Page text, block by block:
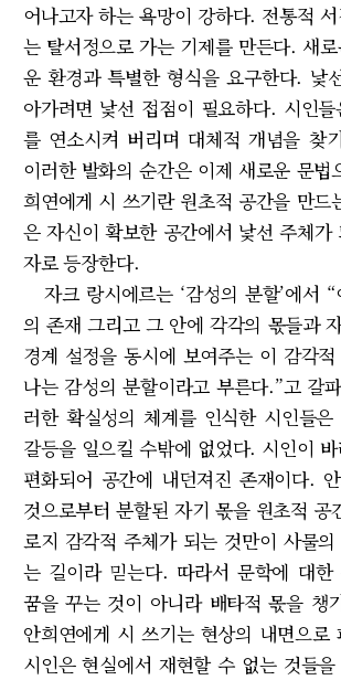
어나고자 하는 욕망이 강하다. 전통적
는 탈서정으로 가는 기제를 만든다. 새
운 환경과 특별한 형식을 요구한다. 낯
아가려면 낯선 접점이 필요하다. 시인
를 연소시켜 버리며 대체적 개념을 찾
이러한 발화의 순간은 이제 새로운 문법
희연에게 시 쓰기란 원초적 공간을 만드
은 자신이 확보한 공간에서 낯선 주체가
자로 등장한다.
자크 랑시에르는 ‘감성의 분할’에서
의 존재 그리고 그 안에 각각의 몫들과
경계 설정을 동시에 보여주는 이 감각
나는 감성의 분할이라고 부른다.”고 갈
러한 확실성의 체계를 인식한 시인들
갈등을 일으킬 수밖에 없었다. 시인이
편화되어 공간에 내던져진 존재이다.
것으로부터 분할된 자기 몫을 원초적 공
로지 감각적 주체가 되는 것만이 사물
는 길이라 믿는다. 따라서 문학에 대한
꿈을 꾸는 것이 아니라 배타적 몫을 챙
안희연에게 시 쓰기는 현상의 내면으로
시인은 현실에서 재현할 수 없는 것들